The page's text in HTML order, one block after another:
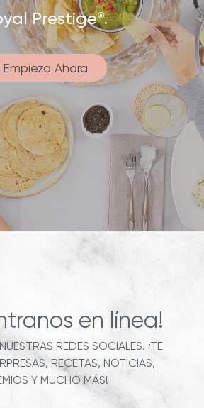
Prestige®.
Empieza Ahora
en línea!
REDES SOCIALES. ¡TE
RECETAS, NOTICIAS,
Y MUCHO MÁS!